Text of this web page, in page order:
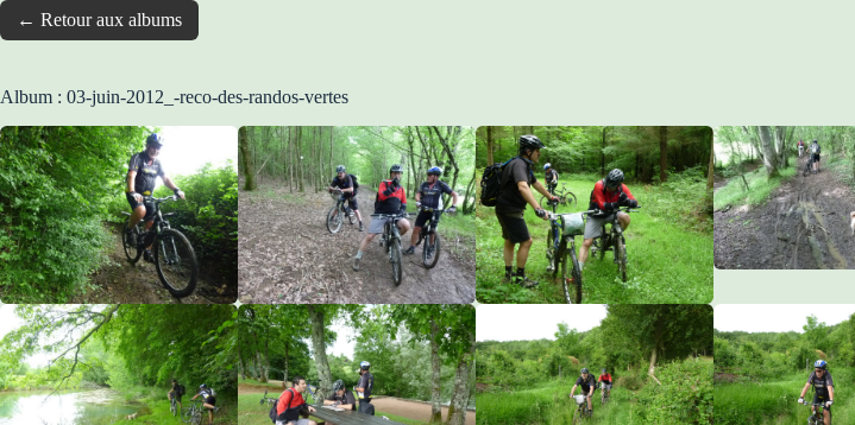
← Retour aux albums
Album : 03-juin-2012_-reco-des-randos-vertes